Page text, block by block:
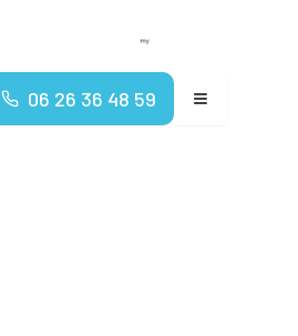
06 26 36 48 59